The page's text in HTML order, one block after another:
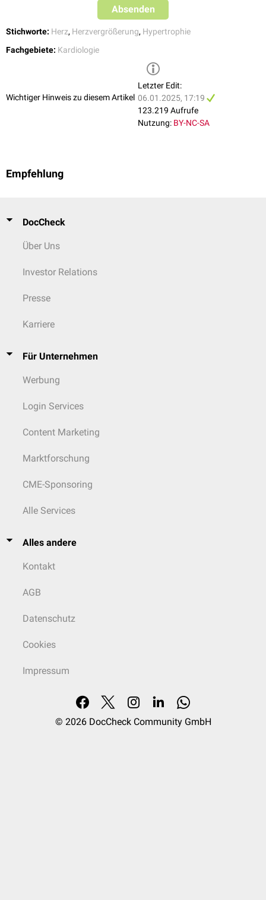
Zu den pulmonalen Ursachen zählen verschiedene Erkrankungen, die
durch unterschiedliche Mechanismen zu einem erhöhten
Gefäßwiderstandund somit zu einer
Chronische Lungenerkrankungen, wie z.B.
Lungenembolie
Absenden
Stichworte: Herz, Herzvergrößerung, Hypertrophie
Fachgebiete: Kardiologie
Wichtiger Hinweis zu diesem Artikel
Letzter Edit:
06.01.2025, 17:19
123.219 Aufrufe
Nutzung: BY-NC-SA
Empfehlung
DocCheck
Über Uns
Investor Relations
Presse
Karriere
Für Unternehmen
Werbung
Login Services
Content Marketing
Marktforschung
CME-Sponsoring
Alle Services
Alles andere
Kontakt
AGB
Datenschutz
Cookies
Impressum
© 2026 DocCheck Community GmbH